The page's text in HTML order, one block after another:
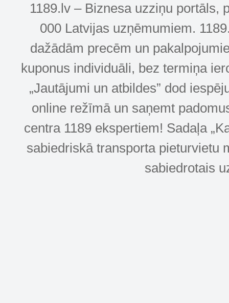
1189.lv – Biznesa uzziņu portāls,
000 Latvijas uzņēmumiem.
dažādām precēm un
kuponus individuāli, bez termiņa
„Jautājumi un atbildes” dod
online režīmā un saņemt
centra 1189 ekspertiem! Sadaļa
sabiedriskā transporta pieturvietu
sabiedrotais